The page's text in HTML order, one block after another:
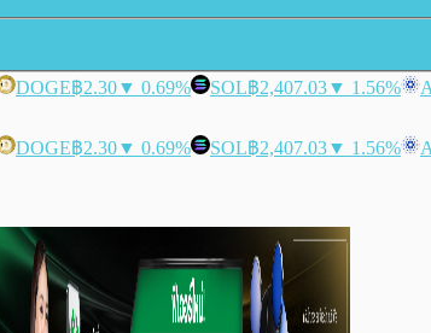
DOGE฿2.30▼ 0.69% SOL฿2,407.03▼ 1.56%
DOGE฿2.30▼ 0.69% SOL฿2,407.03▼ 1.56%